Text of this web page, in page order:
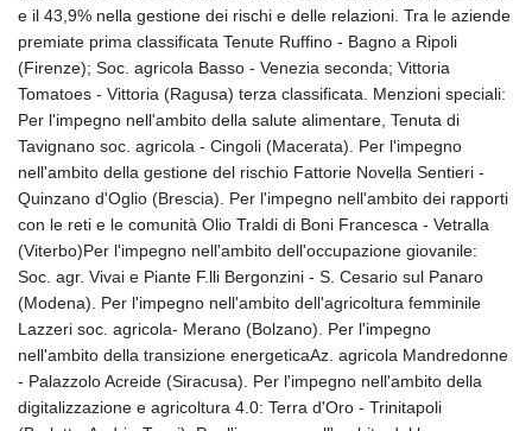
e il 43,9% nella gestione dei rischi e delle relazioni. Tra le aziende
premiate prima classificata Tenute Ruffino - Bagno a Ripoli
(Firenze); Soc. agricola Basso - Venezia seconda; Vittoria
Tomatoes - Vittoria (Ragusa) terza classificata. Menzioni speciali:
Per l'impegno nell'ambito della salute alimentare, Tenuta di
Tavignano soc. agricola - Cingoli (Macerata). Per l'impegno
nell'ambito della gestione del rischio Fattorie Novella Sentieri -
Quinzano d'Oglio (Brescia). Per l'impegno nell'ambito dei rapporti
con le reti e le comunità Olio Traldi di Boni Francesca - Vetralla
(Viterbo)Per l'impegno nell'ambito dell'occupazione giovanile:
Soc. agr. Vivai e Piante F.lli Bergonzini - S. Cesario sul Panaro
(Modena). Per l'impegno nell'ambito dell'agricoltura femminile
Lazzeri soc. agricola- Merano (Bolzano). Per l'impegno
nell'ambito della transizione energeticaAz. agricola Mandredonne
- Palazzolo Acreide (Siracusa). Per l'impegno nell'ambito della
digitalizzazione e agricoltura 4.0: Terra d'Oro - Trinitapoli